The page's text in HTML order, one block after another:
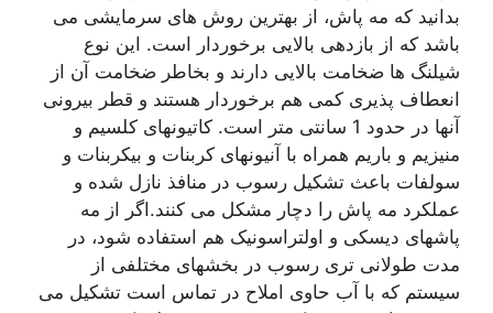
بدانید که مه پاش، از بهترین روش های سرمایشی می
باشد که از بازدهی بالایی برخوردار است. این نوع
شیلنگ ها ضخامت بالایی دارند و بخاطر ضخامت آن از
انعطاف پذیری کمی هم برخوردار هستند و قطر بیرونی
آنها در حدود 1 سانتی متر است. کاتیونهای کلسیم و
منیزیم و باریم همراه با آنیونهای کربنات و بیکربنات و
سولفات باعث تشکیل رسوب در منافذ نازل شده و
عملکرد مه پاش را دچار مشکل می کنند.اگر از مه
پاشهای دیسکی و اولتراسونیک هم استفاده شود، در
مدت طولانی تری رسوب در بخشهای مختلفی از
سیستم که با آب حاوی املاح در تماس است تشکیل می